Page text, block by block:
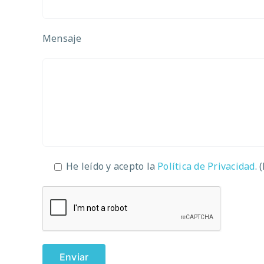
Mensaje
He leído y acepto la Política de Privacidad.